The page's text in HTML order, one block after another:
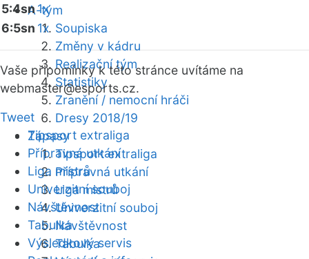
A-tým
Soupiska
Změny v kádru
Realizační tým
Statistiky
Zranění / nemocní hráči
Dresy 2018/19
Zápasy
Tipsport extraliga
Přípravná utkání
Liga mistrů
Univerzitní souboj
Návštěvnost
Tabulka
5:4sn1x
6:5sn 1x
Vaše připomínky k této stránce uvítáme na
webmaster@esports.cz.
Tweet
Tipsport extraliga
Přípravná utkání
Liga mistrů
Univerzitní souboj
Návštěvnost
Tabulka
Výsledkový servis